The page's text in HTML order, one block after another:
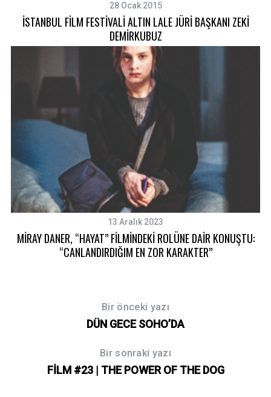
28 Ocak 2015
İSTANBUL FİLM FESTİVALİ ALTIN LALE JÜRİ BAŞKANI ZEKİ
DEMİRKUBUZ
13 Aralık 2023
MİRAY DANER, “HAYAT” FİLMİNDEKİ ROLÜNE DAİR KONUŞTU:
“CANLANDIRDIĞIM EN ZOR KARAKTER”
Bir önceki yazı
DÜN GECE SOHO’DA
Bir sonraki yazı
FİLM #23 | THE POWER OF THE DOG